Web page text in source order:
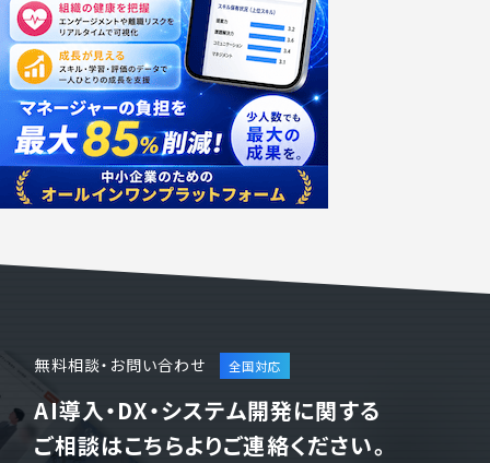
無料相談・お問い合わせ
AI導入・DX・システム開発に関する
ご相談はこちらよりご連絡ください。